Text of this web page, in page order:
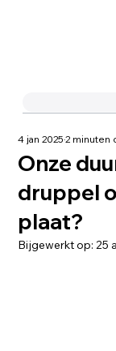
Onze
druppel
plaat?
4 jan 20252 minuten
Bijgewerkt op:25